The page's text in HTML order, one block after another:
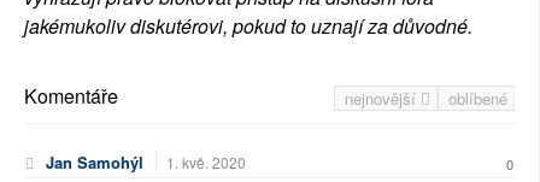
jakémukoliv diskutérovi, pokud to uznají za důvodné.
nejnovější oblíbené
Komentáře
Jan Samohýl 1. kvě. 2020 0